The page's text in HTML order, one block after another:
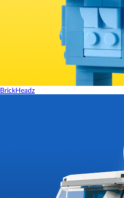
BrickHeadz